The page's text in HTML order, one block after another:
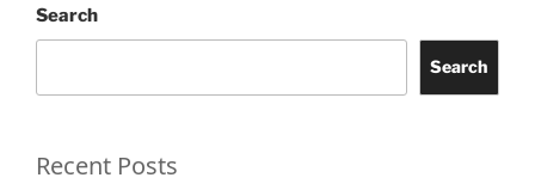
Search
Search
Recent Posts